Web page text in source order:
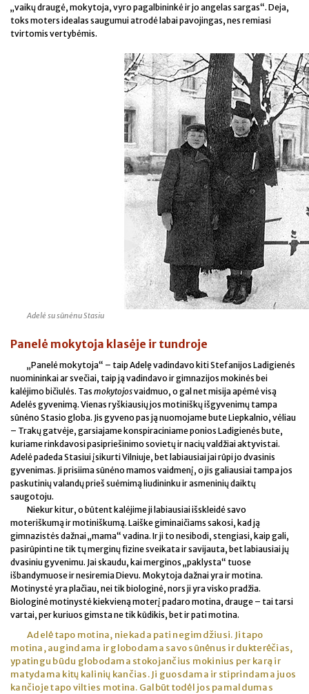
„vaikų draugė, mokytoja, vyro pagalbininkė ir jo angelas sargas“. Deja,
toks moters idealas saugumui atrodė labai pavojingas, nes remiasi
tvirtomis vertybėmis.
Adelė su sūnėnu Stasiu
Panelė mokytoja klasėje ir tundroje
„Panelė mokytoja“ – taip Adelę vadindavo kiti Stefanijos Ladigienės
nuomininkai ar svečiai, taip ją vadindavo ir gimnazijos mokinės bei
kalėjimo bičiulės. Tas mokytojosvaidmuo, o gal net misija apėmė visą
Adelės gyvenimą. Vienas ryškiausių jos motiniškų išgyvenimų tampa
sūnėno Stasio globa. Jis gyveno pas ją nuomojame bute Liepkalnio, vėliau
– Trakų gatvėje, garsiajame konspiraciniame ponios Ladigienės bute,
kuriame rinkdavosi pasipriešinimo sovietų ir nacių valdžiai aktyvistai.
Adelė padeda Stasiui įsikurti Vilniuje, bet labiausiai jai rūpi jo dvasinis
gyvenimas. Ji prisiima sūnėno mamos vaidmenį, o jis galiausiai tampa jos
paskutinių valandų prieš suėmimą liudininku ir asmeninių daiktų
saugotoju.
Niekur kitur, o būtent kalėjime ji labiausiai išskleidė savo
moteriškumą ir motiniškumą. Laiške giminaičiams sakosi, kad ją
gimnazistės dažnai „mama“ vadina. Ir ji to nesibodi, stengiasi, kaip gali,
pasirūpinti ne tik tų merginų fizine sveikata ir savijauta, bet labiausiai jų
dvasiniu gyvenimu. Jai skaudu, kai merginos „paklysta“ tuose
išbandymuose ir nesiremia Dievu. Mokytoja dažnai yra ir motina.
Motinystė yra plačiau, nei tik biologinė, nors ji yra visko pradžia.
Biologinė motinystė kiekvieną moterį padaro motina, drauge – tai tarsi
vartai, per kuriuos gimsta ne tik kūdikis, bet ir pati motina.
Adelė tapo motina, niekada pati negimdžiusi. Ji tapo
motina, augindama ir globodama savo sūnėnus ir dukterėčias,
ypatingu būdu globodama stokojančius mokinius per karą ir
matydama kitų kalinių kančias. Ji guosdama ir stiprindama juos
kančioje tapo vilties motina. Galbūt todėl jos pamaldumas